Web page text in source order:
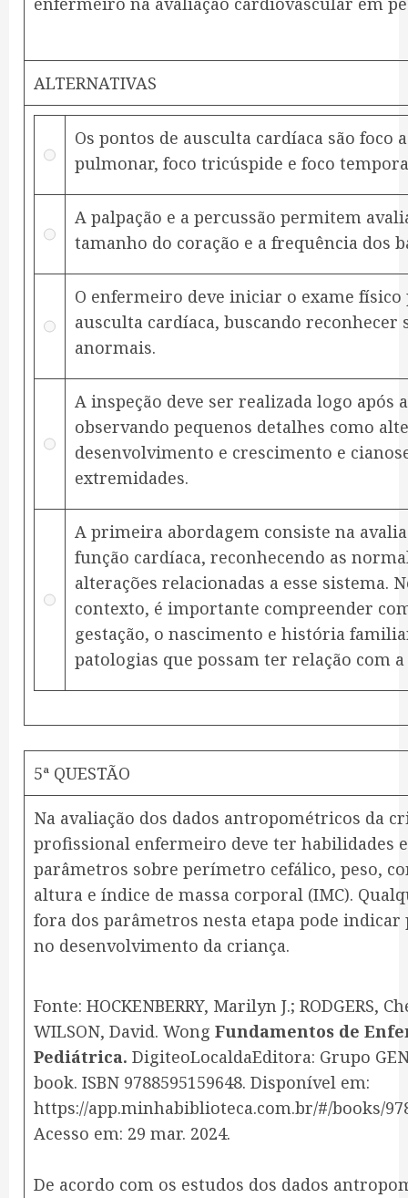
ALTERNATIVAS
Os pontos de ausculta cardíaca são foco
pulmonar, foco tricúspide e foco
A palpação e a percussão permitem
tamanho do coração e a frequência dos
O enfermeiro deve iniciar o exame físico
ausculta cardíaca, buscando reconhecer
anormais.
A inspeção deve ser realizada logo após
observando pequenos detalhes como
desenvolvimento e crescimento e
extremidades.
A primeira abordagem consiste na
função cardíaca, reconhecendo as
alterações relacionadas a esse sistema.
contexto, é importante compreender
gestação, o nascimento e história
patologias que possam ter relação com
5ª QUESTÃO
Na avaliação dos dados antropométricos da
profissional enfermeiro deve ter habilidades
parâmetros sobre perímetro cefálico, peso,
altura e índice de massa corporal (IMC).
fora dos parâmetros nesta etapa pode indicar
no desenvolvimento da criança.
Fonte: HOCKENBERRY, Marilyn J.; RODGERS,
WILSON, David. Wong Fundamentos de
Pediátrica. DigiteoLocaldaEditora: Grupo
book. ISBN 9788595159648. Disponível em:
https://app.minhabiblioteca.com.br/#/books/
Acesso em: 29 mar. 2024.
De acordo com os estudos dos dados